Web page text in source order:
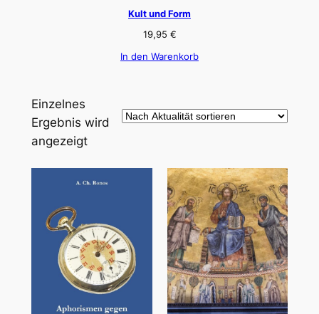
Kult und Form
19,95 €
In den Warenkorb
Einzelnes
Ergebnis wird
angezeigt